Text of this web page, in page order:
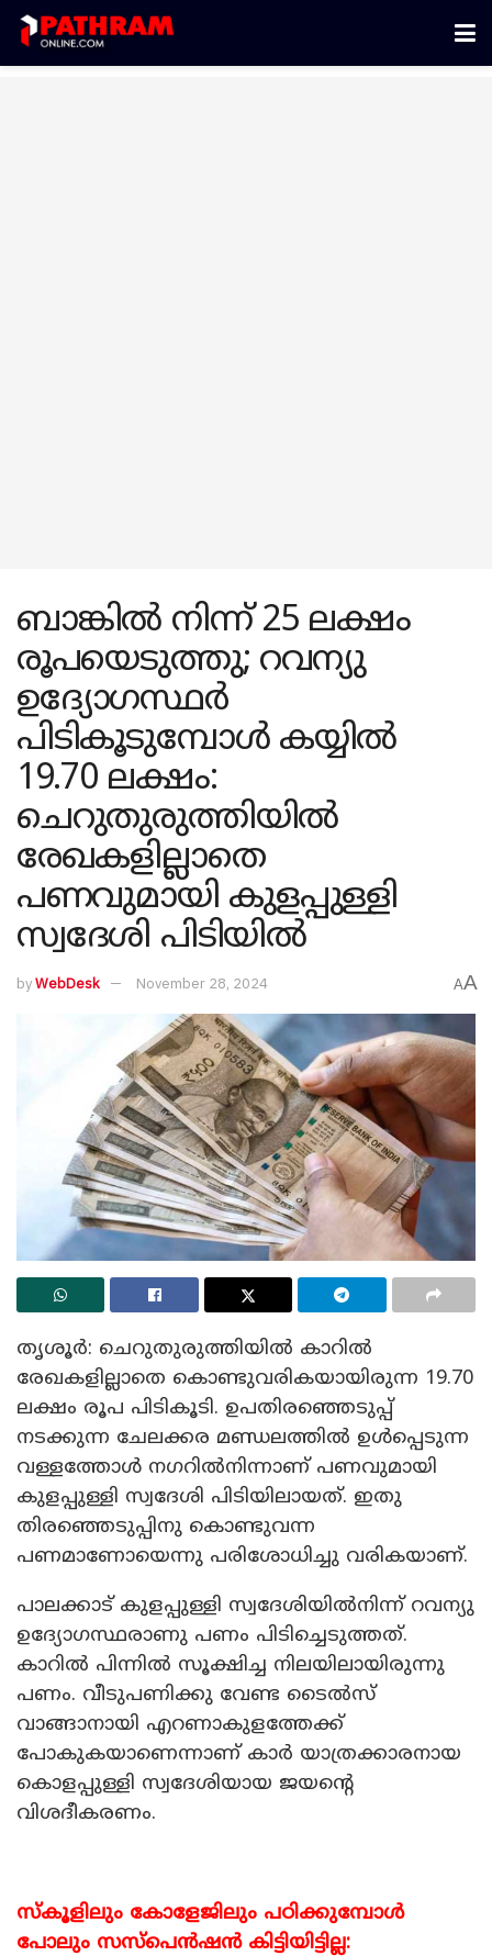
ബാങ്കിൽ നിന്ന് 25 ലക്ഷം
രൂപയെടുത്തു; റവന്യു
ഉദ്യോഗസ്ഥർ
പിടികൂടുമ്പോൾ കയ്യിൽ
19.70 ലക്ഷം:
ചെറുതുരുത്തിയിൽ
രേഖകളില്ലാതെ
പണവുമായി കുളപ്പുള്ളി
സ്വദേശി പിടിയിൽ
byWebDesk November 28, 2024 AA
തൃശൂർ: ചെറുതുരുത്തിയിൽ കാറിൽ
രേഖകളില്ലാതെ കൊണ്ടുവരികയായിരുന്ന 19.70
ലക്ഷം രൂപ പിടികൂടി. ഉപതിരഞ്ഞെടുപ്പ്
നടക്കുന്ന ചേലക്കര മണ്ഡലത്തിൽ ഉൾപ്പെടുന്ന
വള്ളത്തോൾ നഗറിൽനിന്നാണ് പണവുമായി
കുളപ്പുള്ളി സ്വദേശി പിടിയിലായത്. ഇതു
തിരഞ്ഞെടുപ്പിനു കൊണ്ടുവന്ന
പണമാണോയെന്നു പരിശോധിച്ചു വരികയാണ്.
പാലക്കാട് കുളപ്പുള്ളി സ്വദേശിയിൽനിന്ന് റവന്യു
ഉദ്യോഗസ്ഥരാണു പണം പിടിച്ചെടുത്തത്.
കാറിൽ പിന്നിൽ സൂക്ഷിച്ച നിലയിലായിരുന്നു
പണം. വീടുപണിക്കു വേണ്ട ടൈൽസ്
വാങ്ങാനായി എറണാകുളത്തേക്ക്
പോകുകയാണെന്നാണ് കാർ യാത്രക്കാരനായ
കൊളപ്പുള്ളി സ്വദേശിയായ ജയന്റെ
വിശദീകരണം.
സ്കൂളിലും കോളേജിലും പഠിക്കുമ്പോൾ
പോലും സസ്പെൻഷൻ കിട്ടിയിട്ടില്ല: